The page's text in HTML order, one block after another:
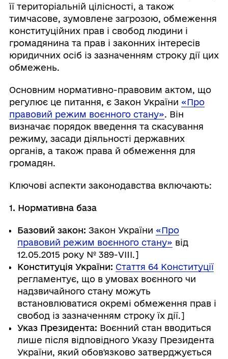
її територіальній цілісності, а також
тимчасове, зумовлене загрозою, обмеження
конституційних прав і свобод людини і
громадянина та прав і законних інтересів
юридичних осіб із зазначенням строку дії цих
обмежень.
Основним нормативно-правовим актом, що
регулює це питання, є Закон України «Про
правовий режим воєнного стану». Він
визначає порядок введення та скасування
режиму, засади діяльності державних
органів, а також права й обмеження для
громадян.
Ключові аспекти законодавства включають:
1. Нормативна база
Базовий закон: Закон України «Про
правовий режим воєнного стану» від
12.05.2015 року № 389-VIII.]
Конституція України: Стаття 64 Конституції
регламентує, що в умовах воєнного чи
надзвичайного стану можуть
встановлюватися окремі обмеження прав і
свобод із зазначенням строку їх дії.]
Указ Президента: Воєнний стан вводиться
лише після відповідного Указу Президента
України, який обов'язково затверджується